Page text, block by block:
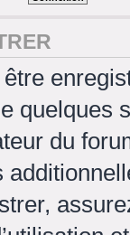
quelques
du